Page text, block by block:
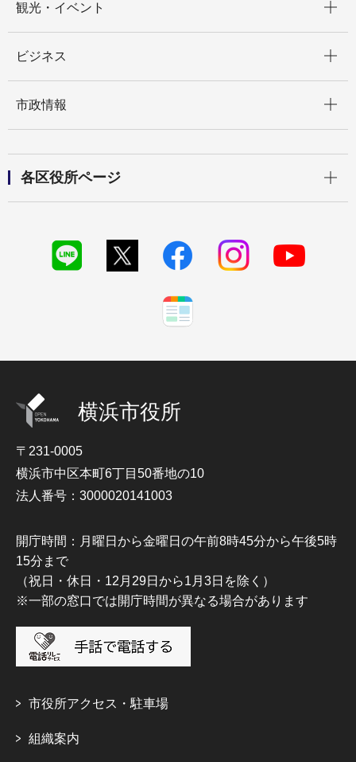
観光・イベント
ビジネス
市政情報
各区役所ページ
横浜市役所
〒231-0005
横浜市中区本町6丁目50番地の10
法人番号：3000020141003
開庁時間：月曜日から金曜日の午前8時45分から午後5時
15分まで
（祝日・休日・12月29日から1月3日を除く）
※一部の窓口では開庁時間が異なる場合があります
市役所アクセス・駐車場
組織案内